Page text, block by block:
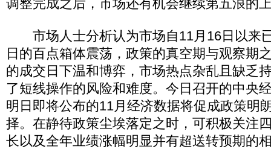
调整完成之后，市场还有机会继续第五浪的
市场人士分析认为市场自11月16日以来
日的百点箱体震荡，政策的真空期与观察期
的成交日下温和博弈，市场热点杂乱且缺乏
了短线操作的风险和难度。今日召开的中央
明日即将公布的11月经济数据将促成政策明
择。在静待政策尘埃落定之时，可积极关注
长以及全年业绩涨幅明显并有超送转预期的